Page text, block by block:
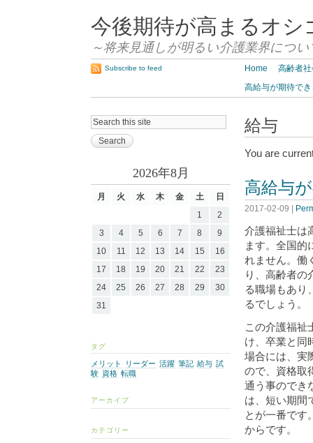
今後期待が高まるオシ
～将来見通しが明るい介護業界につ
Home
高齢者
高給与が期待で
Subscribe to feed
給与
You are
高給与
2017-02-09 |
介護福祉士は
ます。全国的
れません。働
り、高齢者の
る職場もあり
るでしょう。
この介護福祉
け、卒業と同
場合には、実
ので、資格取
通う事のでき
は、短い期間
とが一番です
からです。
2026年8月
月 火 水 木 金 土
日
1
2
3
4 5 6 7 8
9
10
11 12 13 14 15
16
17
18 19 20 21 22
23
24
25 26 27 28 29
30
31
タグ
メリット リーダー 活躍 筆記 給与 試
験 資格 転職
アーカイブ
カテゴリー